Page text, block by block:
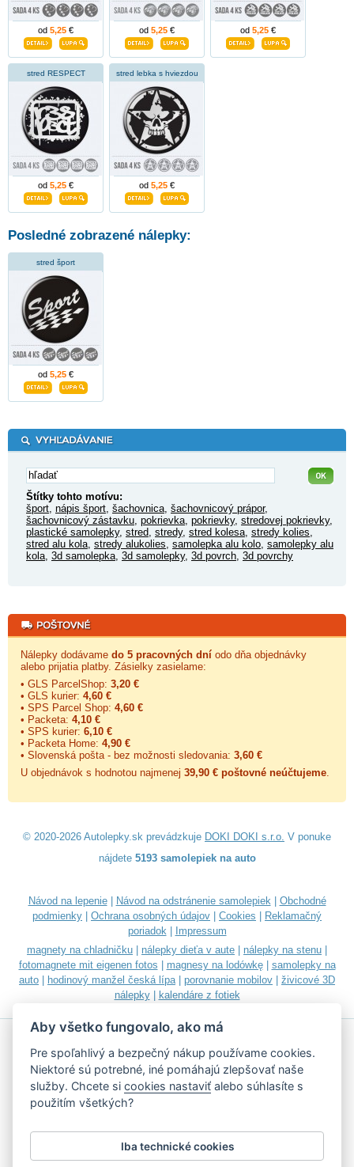
od 5,25 € od 5,25 € od 5,25 €
stred RESPECT
od 5,25 €
stred lebka s hviezdou
od 5,25 €
Posledné zobrazené nálepky:
stred šport
od 5,25 €
Štítky tohto motívu:
šport, nápis šport, šachovnica, šachovnicový prápor,
šachovnicový zástavku, pokrievka, pokrievky, stredovej pokrievky,
plastické samolepky, stred, stredy, stred kolesa, stredy kolies,
stred alu kola, stredy alukolies, samolepka alu kolo, samolepky alu
kola, 3d samolepka, 3d samolepky, 3d povrch, 3d povrchy
Nálepky dodávame do 5 pracovných dní odo dňa objednávky
alebo prijatia platby. Zásielky zasielame:
• GLS ParcelShop: 3,20 €
• GLS kurier: 4,60 €
• SPS Parcel Shop: 4,60 €
• Packeta: 4,10 €
• SPS kurier: 6,10 €
• Packeta Home: 4,90 €
• Slovenská pošta - bez možnosti sledovania: 3,60 €
U objednávok s hodnotou najmenej 39,90 € poštovné neúčtujeme.
© 2020-2026 Autolepky.sk prevádzkuje DOKI DOKI s.r.o. V ponuke
nájdete 5193 samolepiek na auto
Návod na lepenie| Návod na odstránenie samolepiek| Obchodné
podmienky
Ochrana osobných údajov Cookies
Reklamačný
poriadok|
Impressum
magnety na chladničku
nálepky dieťa v aute nálepky na stenu
fotomagnete mit eigenen fotos
magnesy na lodówkę| samolepky na
auto
hodinový manžel česká lípa| porovnanie mobilov
živicové 3D
nálepky| kalendáre z fotiek
Akceptujeme všetky bežné platobné karty
Podľa zákona o evidencii tržieb je predávajúci povinný vystaviť
Aby všetko fungovalo, ako má
Pre spoľahlivý a bezpečný nákup používame cookies.
Niektoré sú potrebné, iné pomáhajú zlepšovať naše
služby. Chcete sicookies nastaviť alebo súhlasíte s
použitím všetkých?
Iba technické cookies